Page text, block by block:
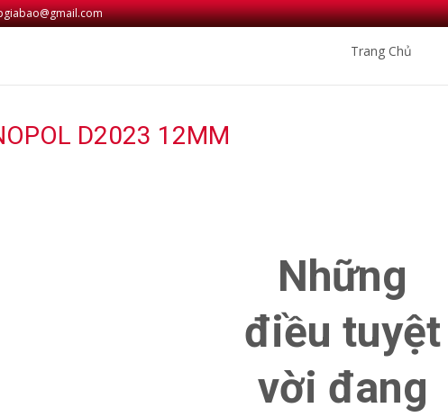
content
Trang Chủ
D2023 12MM
Những
điều tuyệt
vời đang